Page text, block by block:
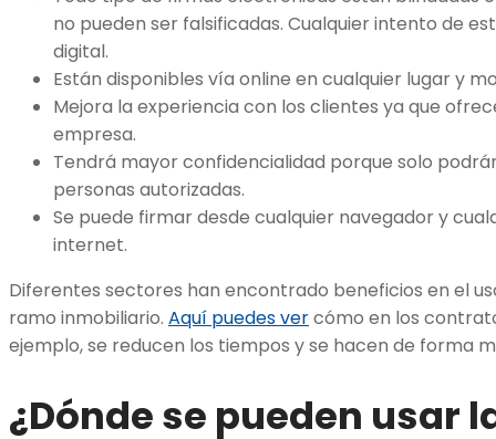
no pueden ser falsificadas. Cualquier intento de
digital.
Están disponibles vía online en cualquier lugar y
Mejora la experiencia con los clientes ya que
empresa.
Tendrá mayor confidencialidad porque solo
personas autorizadas.
Se puede firmar desde cualquier navegador y
internet.
Diferentes sectores han encontrado beneficios en el
ramo inmobiliario. Aquí puedes vercómo en los
ejemplo, se reducen los tiempos y se hacen de forma
¿Dónde se pueden usar